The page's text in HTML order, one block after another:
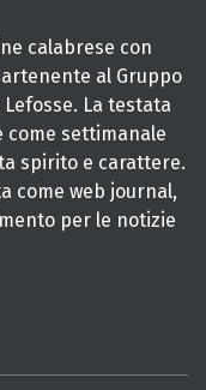
calabrese con
al Gruppo
La testata
come settimanale
spirito e carattere.
come web journal,
per le notizie